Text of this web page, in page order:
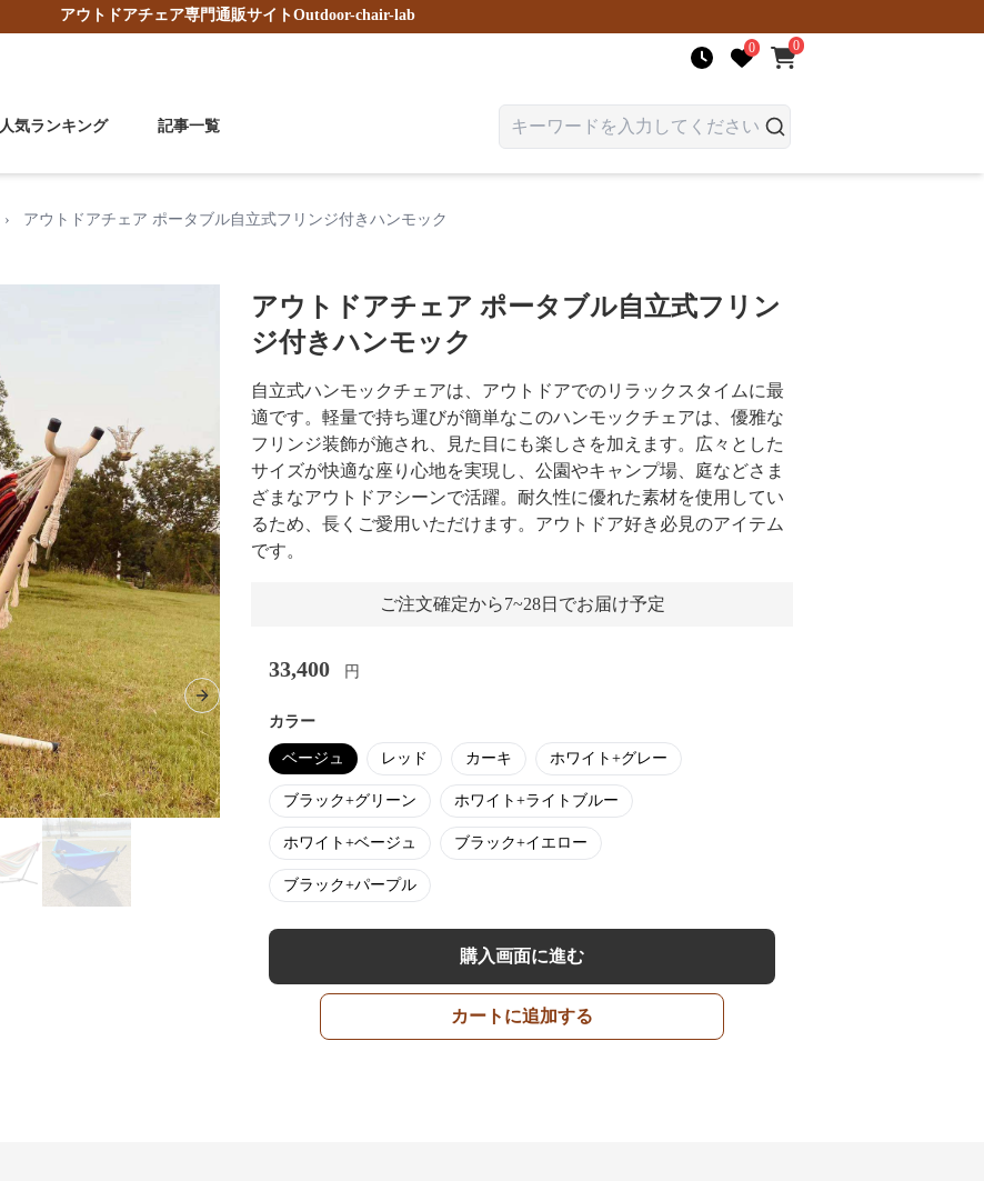
アウトドアチェア専門通販サイトOutdoor-chair-lab
0 0
人気ランキング 記事一覧
› アウトドアチェア ポータブル自立式フリンジ付きハンモック
Next slide
アウトドアチェア ポータブル自立式フリン
ジ付きハンモック
自立式ハンモックチェアは、アウトドアでのリラックスタイムに最
適です。軽量で持ち運びが簡単なこのハンモックチェアは、優雅な
フリンジ装飾が施され、見た目にも楽しさを加えます。広々とした
サイズが快適な座り心地を実現し、公園やキャンプ場、庭などさま
ざまなアウトドアシーンで活躍。耐久性に優れた素材を使用してい
るため、長くご愛用いただけます。アウトドア好き必見のアイテム
です。
ご注文確定から7~28日でお届け予定
33,400 円
カラー
ベージュ レッド カーキ ホワイト+グレー
ブラック+グリーン ホワイト+ライトブルー
ホワイト+ベージュ ブラック+イエロー
ブラック+パープル
購入画面に進む
カートに追加する